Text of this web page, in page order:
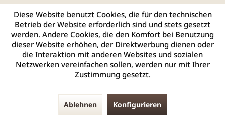
Diese Website benutzt Cookies, die für den technischen
Betrieb der Website erforderlich sind und stets gesetzt
werden. Andere Cookies, die den Komfort bei Benutzung
dieser Website erhöhen, der Direktwerbung dienen oder
die Interaktion mit anderen Websites und sozialen
Netzwerken vereinfachen sollen, werden nur mit Ihrer
Zustimmung gesetzt.
Ablehnen Konfigurieren